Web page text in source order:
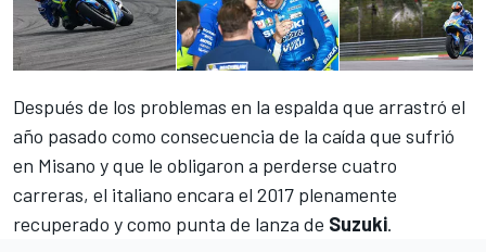
Después de los problemas en la espalda que arrastró el
año pasado como consecuencia de la caída que sufrió
en Misano y que le obligaron a perderse cuatro
carreras, el italiano encara el 2017 plenamente
recuperado y como punta de lanza de Suzuki.